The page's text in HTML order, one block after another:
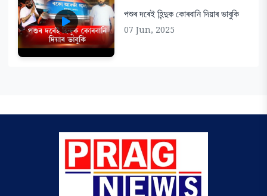
পশুৰ দৰেই হিন্দুক কোৰবানি দিয়াৰ ভাবুকি
07 Jun, 2025